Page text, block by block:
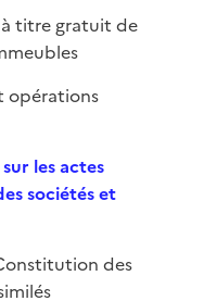
titre gratuit de
opérations
les actes
sociétés et
des